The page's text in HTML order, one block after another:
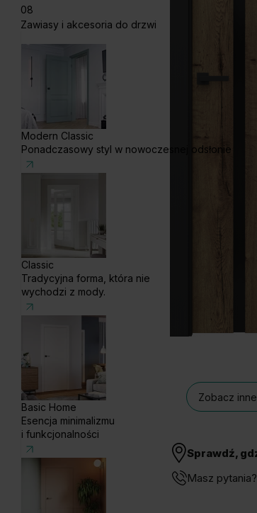
08
Zawiasy i akcesoria do drzwi
Modern Classic
Ponadczasowy styl w nowoczesnej odsłonie
Classic
Tradycyjna forma, która nie
wychodzi z mody.
Basic Home
Esencja minimalizmu
i funkcjonalności
Zobacz
Sprawdź,
Masz